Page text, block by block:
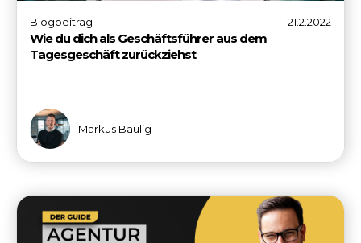
Blogbeitrag 21.2.2022
Wie du dich als Geschäftsführer aus dem
Tagesgeschäft zurückziehst
Markus Baulig